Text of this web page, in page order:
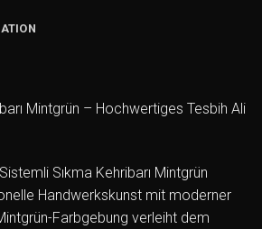
Mintgrün – Hochwertiges Tesbih Ali
Sıkma Kehribarı Mintgrün
Handwerkskunst mit moderner
Farbgebung verleiht dem